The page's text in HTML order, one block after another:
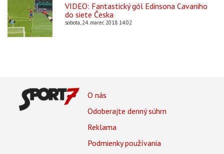
VIDEO: Fantastický gól Edinsona Cavaniho
do siete Česka
sobota, 24. marec 2018 14:02
Footer
Footer
O nás
Odoberajte denný súhrn
Reklama
Podmienky používania